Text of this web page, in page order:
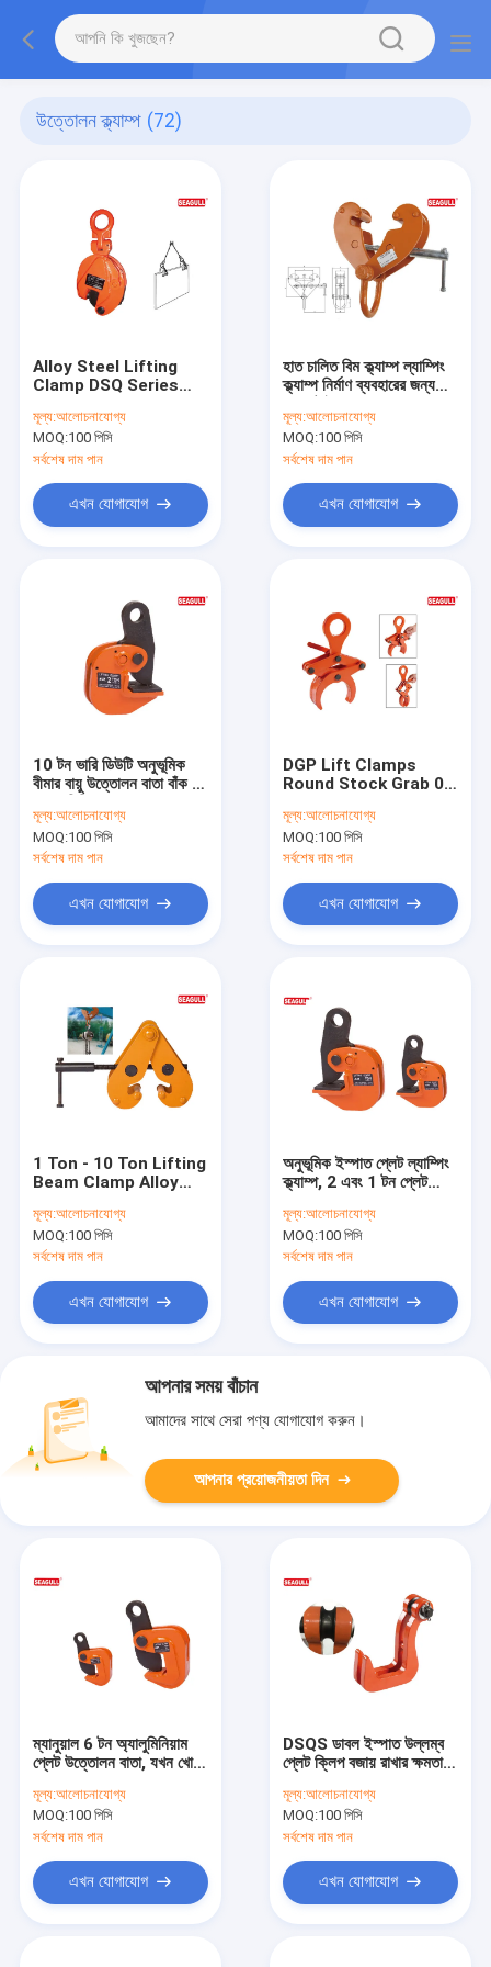
উত্তোলন ক্ল্যাম্প (72)
Alloy Steel Lifting
Clamp DSQ Series
For Construction
0.8t - 5t
মূল্য:আলোচনাযোগ্য
MOQ:100 পিসি
সর্বশেষ দাম পান
এখন যোগাযোগ
হাত চালিত বিম ক্ল্যাম্প ল্যাম্পিং
ক্ল্যাম্প নির্মাণ ব্যবহারের জন্য
মূল্য:আলোচনাযোগ্য
MOQ:100 পিসি
সর্বশেষ দাম পান
এখন যোগাযোগ
10 টন ভারি ডিউটি ​​অনুভূমিক
বীমার বায়ু উত্তোলন বাতা বাঁক 0-
মূল্য:আলোচনাযোগ্য
MOQ:100 পিসি
সর্বশেষ দাম পান
এখন যোগাযোগ
DGP Lift Clamps
Round Stock Grab 0.5
Capacity Easy
Handled
মূল্য:আলোচনাযোগ্য
MOQ:100 পিসি
সর্বশেষ দাম পান
এখন যোগাযোগ
1 Ton - 10 Ton Lifting
Beam Clamp Alloy
With Low Carbon
মূল্য:আলোচনাযোগ্য
MOQ:100 পিসি
সর্বশেষ দাম পান
এখন যোগাযোগ
অনুভূমিক ইস্পাত প্লেট ল্যাম্পিং
ক্ল্যাম্প, 2 এবং 1 টন প্লেট
মূল্য:আলোচনাযোগ্য
MOQ:100 পিসি
সর্বশেষ দাম পান
এখন যোগাযোগ
আপনার সময় বাঁচান
আমাদের সাথে সেরা পণ্য যোগাযোগ করুন।
আপনার প্রয়োজনীয়তা দিন
ম্যানুয়াল 6 টন অ্যালুমিনিয়াম
প্লেট উত্তোলন বাতা, যখন খোলা
মূল্য:আলোচনাযোগ্য
MOQ:100 পিসি
সর্বশেষ দাম পান
এখন যোগাযোগ
DSQS ডাবল ইস্পাত উল্লম্ব
প্লেট ক্লিপ বজায় রাখার ক্ষমতা
40 মিমি
মূল্য:আলোচনাযোগ্য
MOQ:100 পিসি
সর্বশেষ দাম পান
এখন যোগাযোগ